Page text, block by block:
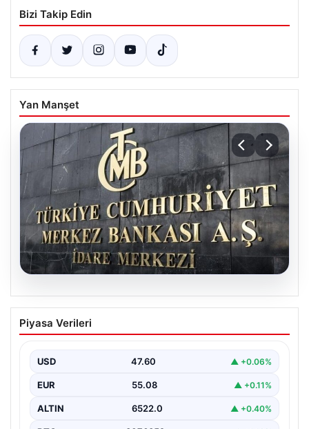
Bizi Takip Edin
Yan Manşet
05.08.2026
Merkez Bankası Nisan Ayı Faiz Kararı Ne
Zaman Açıklanacak? Ekonomistlerin
Türkiye Cumhuriyet Merkez Bankası (TCMB) Para
üzere…
Piyasa Verileri
USD 47.60 ▲ +0.06%
EUR 55.08 ▲ +0.11%
ALTIN 6522.0 ▲ +0.40%